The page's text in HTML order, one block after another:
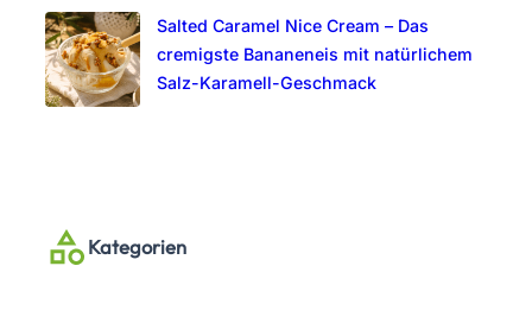
Salted Caramel Nice Cream – Das
cremigste Bananeneis mit natürlichem
Salz-Karamell-Geschmack
Kategorien